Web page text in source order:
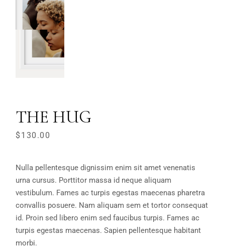
THE HUG
$ 130.00
Nulla pellentesque dignissim enim sit amet venenatis
urna cursus. Porttitor massa id neque aliquam
vestibulum. Fames ac turpis egestas maecenas pharetra
convallis posuere. Nam aliquam sem et tortor consequat
id. Proin sed libero enim sed faucibus turpis. Fames ac
turpis egestas maecenas. Sapien pellentesque habitant
morbi.